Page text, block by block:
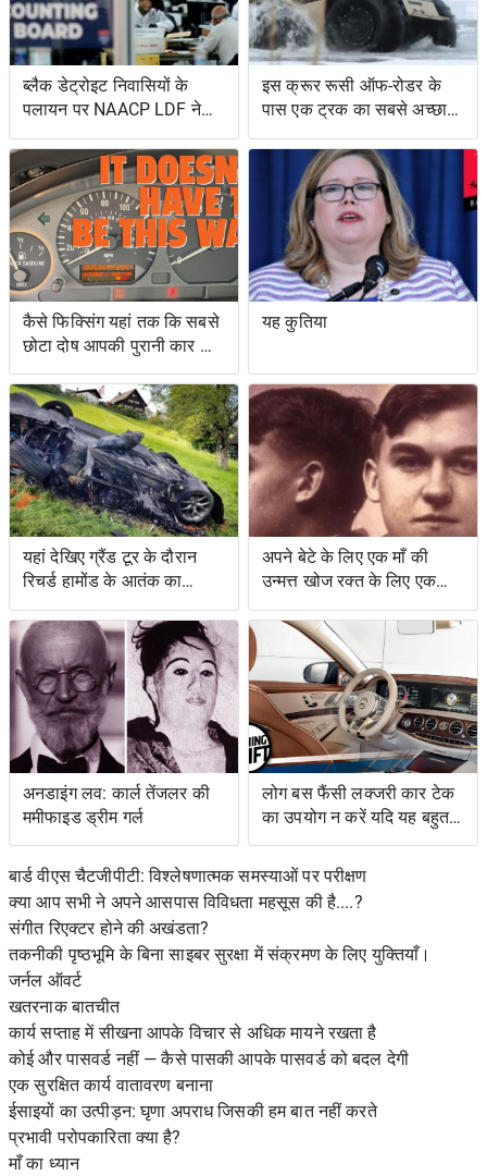
ब्लैक डेट्रोइट निवासियों के
पलायन पर NAACP LDF ने
मुकदमा किया, मिशिगन के वोट
सर्टिफिकेशन को रोकने के
प्रयासों के लिए वोटिंग अधिकार
अधिनियम का उल्लंघन
इस क्रूर रूसी ऑफ-रोडर के
पास एक ट्रक का सबसे अच्छा
और एक उभयचर टैंक का सबसे
अच्छा है
कैसे फिक्सिंग यहां तक ​​कि सबसे
छोटा दोष आपकी पुरानी कार को
नया जैसा महसूस करा सकता है
यह कुतिया
यहां देखिए ग्रैंड टूर के दौरान
रिचर्ड हामोंड के आतंक का
वीडियो
अपने बेटे के लिए एक माँ की
उन्मत्त खोज रक्त के लिए एक
स्वाद के साथ एक बचत किसान
के लिए नेतृत्व की
अनडाइंग लव: कार्ल तेंजलर की
ममीफाइड ड्रीम गर्ल
लोग बस फैंसी लक्जरी कार टेक
का उपयोग न करें यदि यह बहुत
जटिल है
बार्ड वीएस चैटजीपीटी: विश्लेषणात्मक समस्याओं पर परीक्षण
क्या आप सभी ने अपने आसपास विविधता महसूस की है....?
संगीत रिएक्टर होने की अखंडता?
तकनीकी पृष्ठभूमि के बिना साइबर सुरक्षा में संक्रमण के लिए युक्तियाँ।
जर्नल ऑवर्ट
खतरनाक बातचीत
कार्य सप्ताह में सीखना आपके विचार से अधिक मायने रखता है
कोई और पासवर्ड नहीं — कैसे पासकी आपके पासवर्ड को बदल देगी
एक सुरक्षित कार्य वातावरण बनाना
ईसाइयों का उत्पीड़न: घृणा अपराध जिसकी हम बात नहीं करते
प्रभावी परोपकारिता क्या है?
माँ का ध्यान